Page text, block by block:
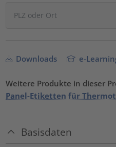
Downloads e-
Weitere Produkte in dieser
Panel-Etiketten für
Basisdaten